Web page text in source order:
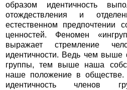
образом идентичность
отождествления и
естественном предпочтении
ценностей. Феномен
выражает стремление
идентичности. Ведь чем выше
группы, тем выше наша
наше положение в обществе.
идентичность